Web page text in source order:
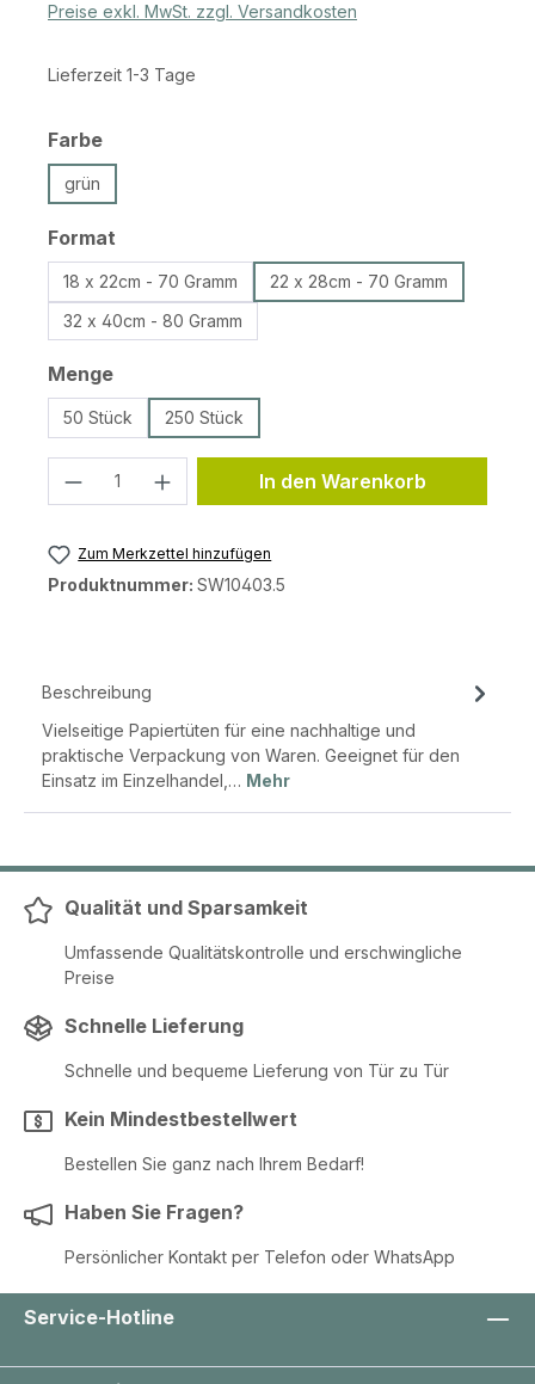
Preise exkl. MwSt. zzgl. Versandkosten
Lieferzeit 1-3 Tage
Farbeauswählen
grün
Format
18 x 22cm - 70 Gramm
22 x 28cm - 70 Gramm
32 x 40cm - 80 Gramm
Mengeauswählen
50 Stück 250 Stück
Produkt Anzahl: Gib den
In den Warenkorb
Zum Merkzettel hinzufügen
Produktnummer: SW10403.5
Beschreibung
Vielseitige Papiertüten für eine nachhaltige und
praktische Verpackung von Waren. Geeignet für den
Einsatz im Einzelhandel,… Mehr
Qualität und Sparsamkeit
Umfassende Qualitätskontrolle und erschwingliche
Preise
Schnelle Lieferung
Schnelle und bequeme Lieferung von Tür zu Tür
Kein Mindestbestellwert
Bestellen Sie ganz nach Ihrem Bedarf!
Haben Sie Fragen?
Persönlicher Kontakt per Telefon oder WhatsApp
Service-Hotline